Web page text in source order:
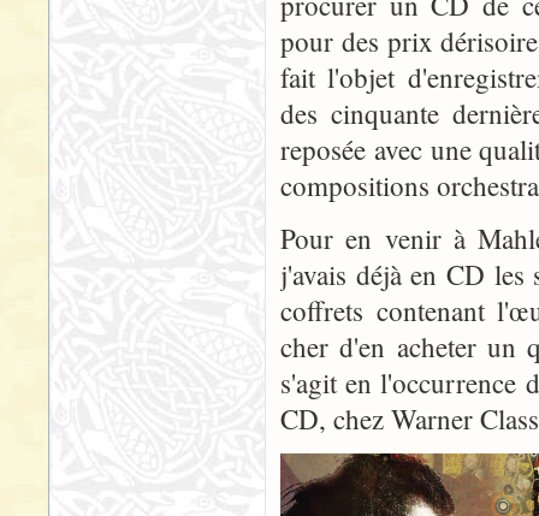
pour des prix
fait l'objet
des cinquante
reposée avec une
compositions
Pour en venir à
j'avais déjà en CD
coffrets contenant
cher d'en acheter un
s'agit en l'occurrence
CD, chez Warner